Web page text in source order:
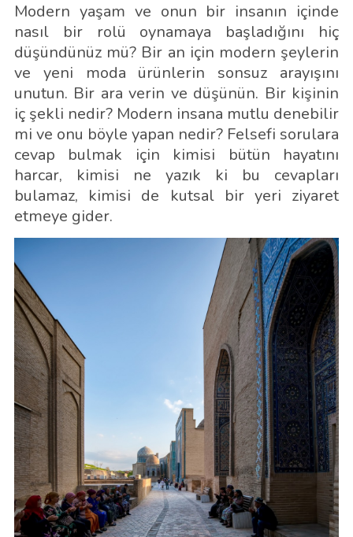
Modern yaşam ve onun bir insanın içinde
nasıl bir rolü oynamaya başladığını hiç
düşündünüz mü? Bir an için modern şeylerin
ve yeni moda ürünlerin sonsuz arayışını
unutun. Bir ara verin ve düşünün. Bir kişinin
iç şekli nedir? Modern insana mutlu denebilir
mi ve onu böyle yapan nedir? Felsefi sorulara
cevap bulmak için kimisi bütün hayatını
harcar, kimisi ne yazık ki bu cevapları
bulamaz, kimisi de kutsal bir yeri ziyaret
etmeye gider.